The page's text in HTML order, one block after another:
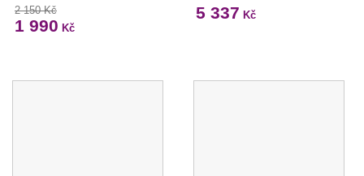
2 150 Kč
1 990 Kč
5 337 Kč